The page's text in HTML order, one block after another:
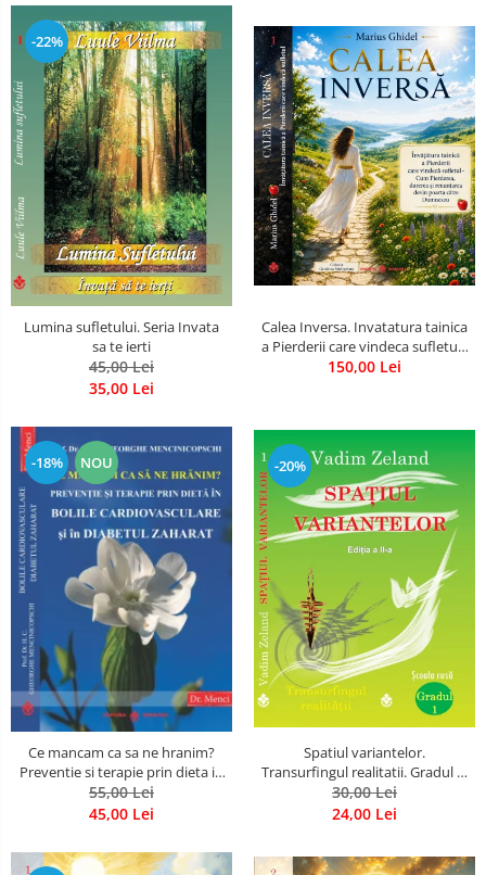
-22%
Lumina sufletului. Seria Invata
sa te ierti
45,00 Lei
35,00 Lei
Calea Inversa. Invatatura tainica
a Pierderii care vindeca sufletul -
Cum Pierderea, durerea si
150,00 Lei
-18% NOU
Ce mancam ca sa ne hranim?
Preventie si terapie prin dieta in
bolile cardiovasculare si in
diabetul zaharat
55,00 Lei
45,00 Lei
-20%
Spatiul variantelor.
Transurfingul realitatii. Gradul 1.
Cum sa ne dezvoltam intuitia si
sa ne alegem soarta
30,00 Lei
24,00 Lei